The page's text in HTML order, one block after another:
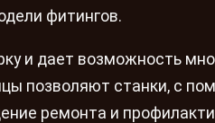
фитингов.
и дает возможность
позволяют станки, с
ремонта и